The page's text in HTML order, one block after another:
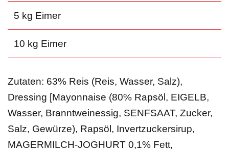
5 kg Eimer
10 kg Eimer
Zutaten: 63% Reis (Reis, Wasser, Salz),
Dressing [Mayonnaise (80% Rapsöl, EIGELB,
Wasser, Branntweinessig, SENFSAAT, Zucker,
Salz, Gewürze), Rapsöl, Invertzuckersirup,
MAGERMILCH-JOGHURT 0,1% Fett,